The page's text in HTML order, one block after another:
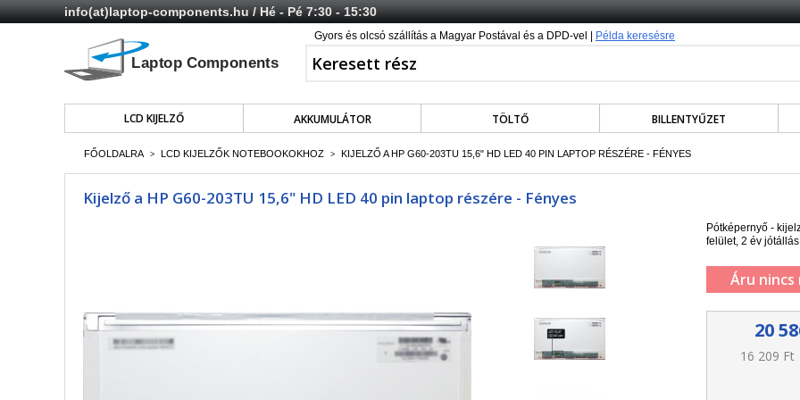
info(at)laptop-components.hu/ Hé - Pé 7:30 - 15:30
Gyors és olcsó szállítás a Magyar Postával és a DPD-vel | Példa keresésre
LCD KIJELZŐ AKKUMULÁTOR TÖLTŐ BILLENTYŰZET
FŐOLDALRA > LCD KIJELZŐK NOTEBOOKOKHOZ > KIJELZŐ A HP G60-203TU 15,6" HD LED 40 PIN LAPTOP RÉSZÉRE - FÉNYES
Kijelző a HP G60-203TU 15,6" HD LED 40 pin laptop részére - Fényes
Pótképernyő -
felület, 2 év jótállás
Áru
20
16 209 Ft